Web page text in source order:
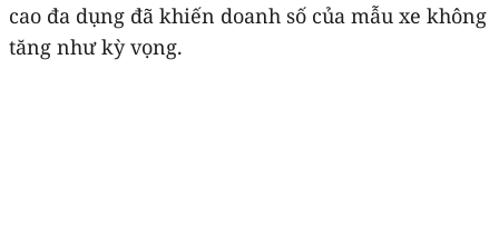
cao đa dụng đã khiến doanh số của mẫu xe không
tăng như kỳ vọng.